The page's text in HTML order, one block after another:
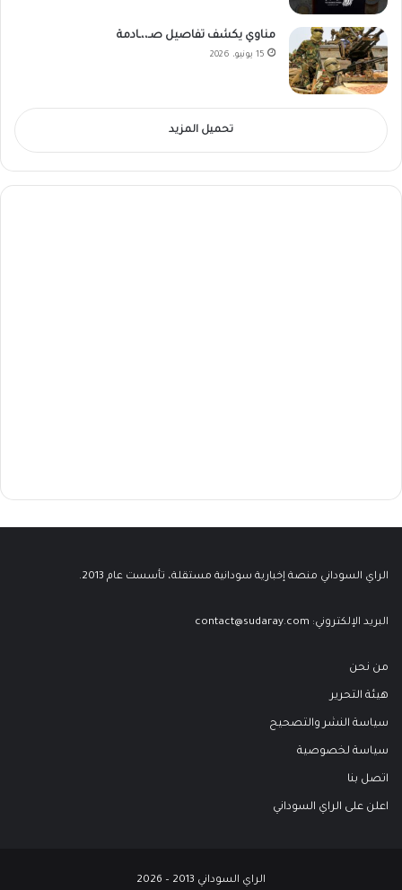
مناوي يكشف تفاصيل صـ،،ـادمة
15 يونيو، 2026
تحميل المزيد
الراي السوداني منصة إخبارية سودانية مستقلة، تأسست عام 2013.
البريد الإلكتروني: contact@sudaray.com
من نحن
هيئة التحرير
سياسة النشر والتصحيح
سياسة لخصوصية
اتصل بنا
اعلن على الراي السوداني
الراي السوداني 2013 – 2026